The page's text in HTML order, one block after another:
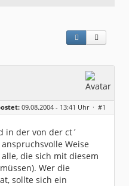
09.08.2004 - 13:41 Uhr · #1
in der von der ct´
Weise
die sich mit diesem
Wer die
sollte sich ein